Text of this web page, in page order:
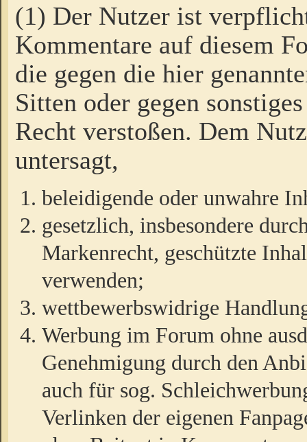
(1) Der Nutzer ist
Kommentare auf diesem
die gegen die hier
Sitten oder gegen
Recht verstoßen. Dem
untersagt,
beleidigende oder unwahre
gesetzlich, insbesondere
Markenrecht, geschützte
verwenden;
wettbewerbswidrige
Werbung im Forum ohne
Genehmigung durch den
auch für sog.
Verlinken der eigenen